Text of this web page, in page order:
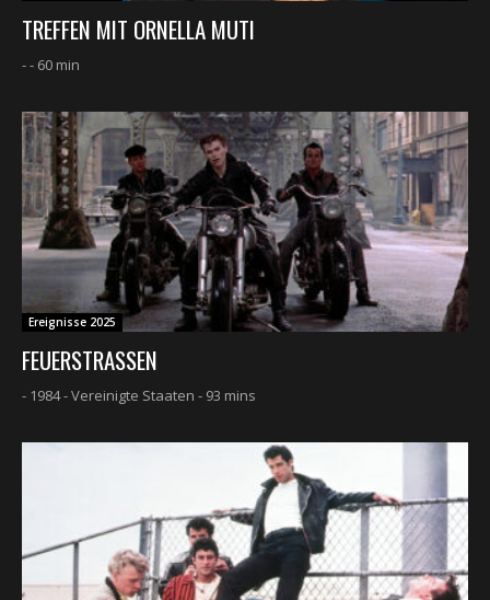
TREFFEN MIT ORNELLA MUTI
- - 60 min
Ereignisse 2025
FEUERSTRASSEN
- 1984 - Vereinigte Staaten - 93 mins